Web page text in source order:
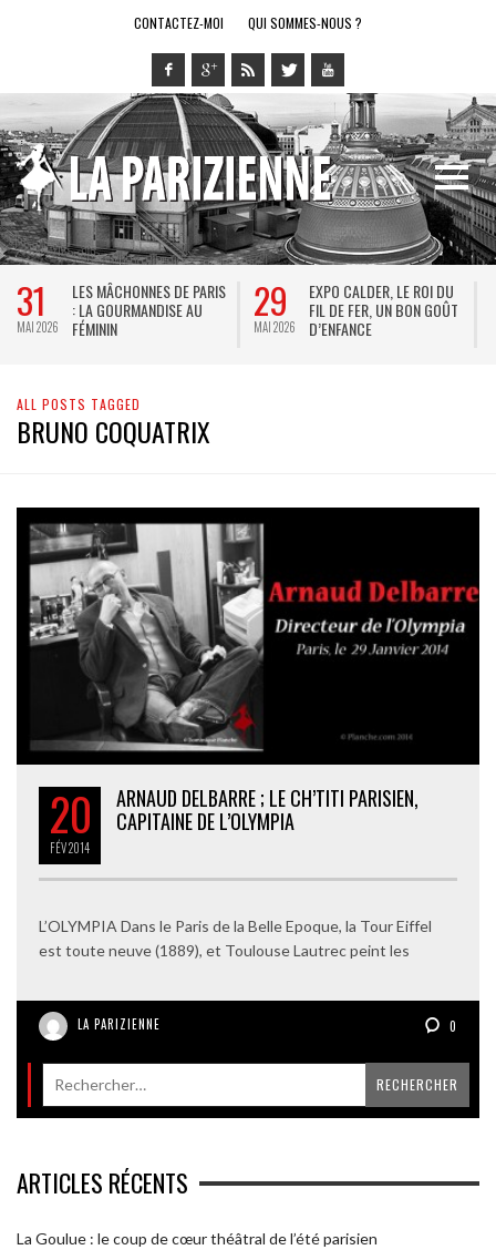
CONTACTEZ-MOI QUI SOMMES-NOUS ?
31
MAI 2026
LES MÂCHONNES DE PARIS
: LA GOURMANDISE AU
FÉMININ
29
MAI 2026
EXPO CALDER, LE ROI DU
FIL DE FER, UN BON GOÛT
D’ENFANCE
ALL POSTS TAGGED
BRUNO COQUATRIX
20
FÉV2014
ARNAUD DELBARRE ; LE CH’TITI PARISIEN,
CAPITAINE DE L’OLYMPIA
L’OLYMPIA Dans le Paris de la Belle Epoque, la Tour Eiffel
est toute neuve (1889), et Toulouse Lautrec peint les
LA PARIZIENNE 0
ARTICLES RÉCENTS
La Goulue : le coup de cœur théâtral de l’été parisien